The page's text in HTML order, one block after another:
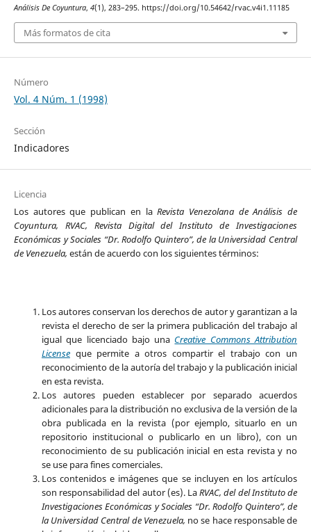
Análisis De Coyuntura, 4(1), 283–295. https://doi.org/10.54642/rvac.v4i1.11185
Más formatos de cita
Número
Vol. 4 Núm. 1 (1998)
Sección
Indicadores
Licencia
Los autores que publican en laRevista Venezolana de Análisis de
Coyuntura, RVAC, Revista Digital del Instituto de Investigaciones
Económicas y Sociales “Dr. Rodolfo Quintero”, de la Universidad Central
de Venezuela, están de acuerdo con los siguientes términos:
Los autores conservan los derechos de autor y garantizan a la
revista el derecho de ser la primera publicación del trabajo al
igual que licenciado bajo una Creative Commons Attribution
Licenseque permite a otros compartir el trabajo con un
reconocimiento de la autoría del trabajo y la publicación inicial
en esta revista.
Los autores pueden establecer por separado acuerdos
adicionales para la distribución no exclusiva de la versión de la
obra publicada en la revista (por ejemplo, situarlo en un
repositorio institucional o publicarlo en un libro), con un
reconocimiento de su publicación inicial en esta revista y no
se use para fines comerciales.
Los contenidos e imágenes que se incluyen en los artículos
son responsabilidad del autor (es). LaRVAC, del del Instituto de
Investigaciones Económicas y Sociales “Dr. Rodolfo Quintero”, de
la Universidad Central de Venezuela, no se hace responsable de